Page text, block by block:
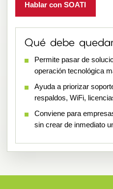
Hablar con SOATI
Qué debe
Permite pasar de
operación tecnológica
Ayuda a priorizar
respaldos, WiFi,
Conviene para
sin crear de inmediato